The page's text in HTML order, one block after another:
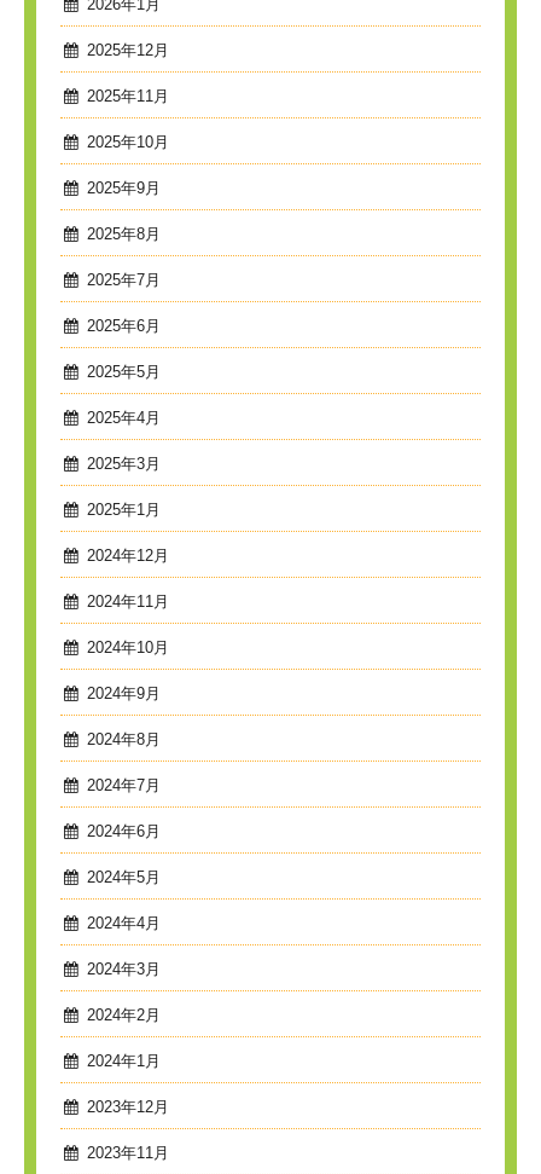
2026年1月
2025年12月
2025年11月
2025年10月
2025年9月
2025年8月
2025年7月
2025年6月
2025年5月
2025年4月
2025年3月
2025年1月
2024年12月
2024年11月
2024年10月
2024年9月
2024年8月
2024年7月
2024年6月
2024年5月
2024年4月
2024年3月
2024年2月
2024年1月
2023年12月
2023年11月